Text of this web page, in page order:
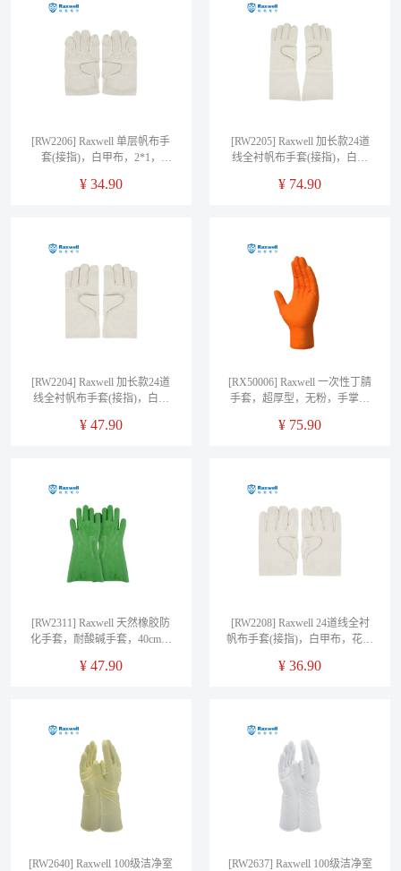
[RW2206] Raxwell 单层帆布手
套(接指)，白甲布，2*1，
¥ 34.90
[RW2205] Raxwell 加长款24道
线全衬帆布手套(接指)，白甲
10副/袋
¥ 74.90
[RW2204] Raxwell 加长款24道
线全衬帆布手套(接指)，白甲
10副/袋
¥ 47.90
[RX50006] Raxwell 一次性丁腈
手套，超厚型，无粉，手掌钻
100只/盒（售完即止）
¥ 75.90
[RW2311] Raxwell 天然橡胶防
化手套，耐酸碱手套，40cm，
¥ 47.90
[RW2208] Raxwell 24道线全衬
帆布手套(接指)，白甲布，花内
¥36.90
[RW2640] Raxwell 100级洁净室
[RW2637] Raxwell 100级洁净室